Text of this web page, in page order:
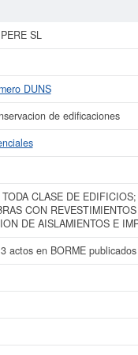
se ha consultado un
tienen publicados 13
SANT PERE SL puede
de sus años de actividad,
ha realizado el 15/10/2025.
SL
DUNS
de edificaciones
CLASE DE
CON
DE AISLAMIENTOS E
actos en BORME publicados